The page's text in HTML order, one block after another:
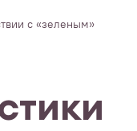
с «зеленым»